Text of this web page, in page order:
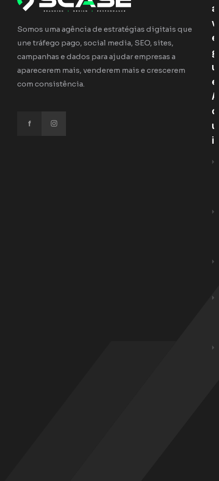
Somos uma agência de estratégias digitais que
une tráfego pago, social media, SEO, sites,
campanhas e dados para ajudar empresas a
aparecerem mais, venderem mais e crescerem
com consistência.
A
V
E
G
U
E
A
Q
U
I